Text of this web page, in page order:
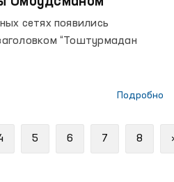
сетях появились
“Тоштурмадан
Подробно
5 6 7 8